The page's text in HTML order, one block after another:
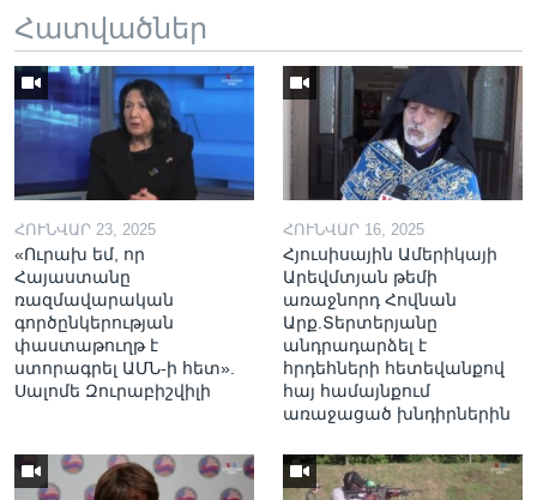
Հատվածներ
ՀՈՒՆՎԱՐ 23, 2025
«Ուրախ եմ, որ
Հայաստանը
ռազմավարական
գործընկերության
փաստաթուղթ է
ստորագրել ԱՄՆ-ի հետ».
Սալոմե Զուրաբիշվիլի
ՀՈՒՆՎԱՐ 16, 2025
Հյուսիսային Ամերիկայի
Արեվմտյան թեմի
առաջնորդ Հովնան
Արք.Տերտերյանը
անդրադարձել է
հրդեհների հետեվանքով
հայ համայնքում
առաջացած խնդիրներին